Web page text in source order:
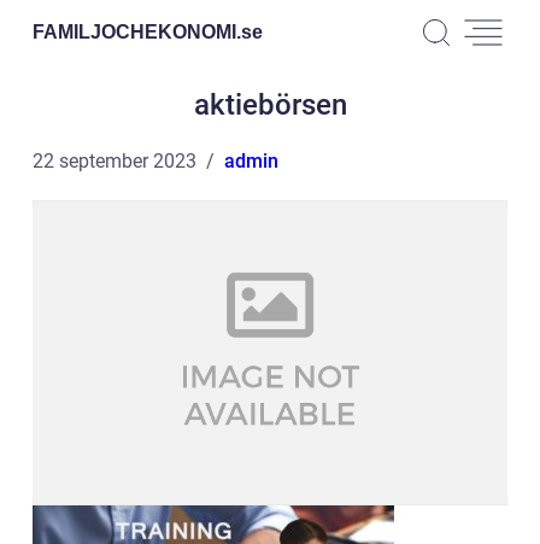
FAMILJOCHEKONOMI.se
aktiebörsen
22 september 2023 admin